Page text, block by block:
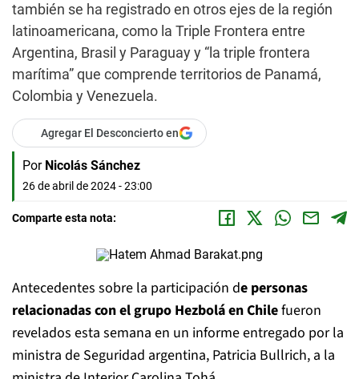
también se ha registrado en otros ejes de la región
latinoamericana, como la Triple Frontera entre
Argentina, Brasil y Paraguay y “la triple frontera
marítima” que comprende territorios de Panamá,
Colombia y Venezuela.
Agregar El Desconcierto en
Por Nicolás Sánchez
26 de abril de 2024 - 23:00
Comparte esta nota:
Antecedentes sobre la participación de personas
relacionadas con el grupo Hezbolá en Chilefueron
revelados esta semana en un informe entregado por la
ministra de Seguridad argentina, Patricia Bullrich, a la